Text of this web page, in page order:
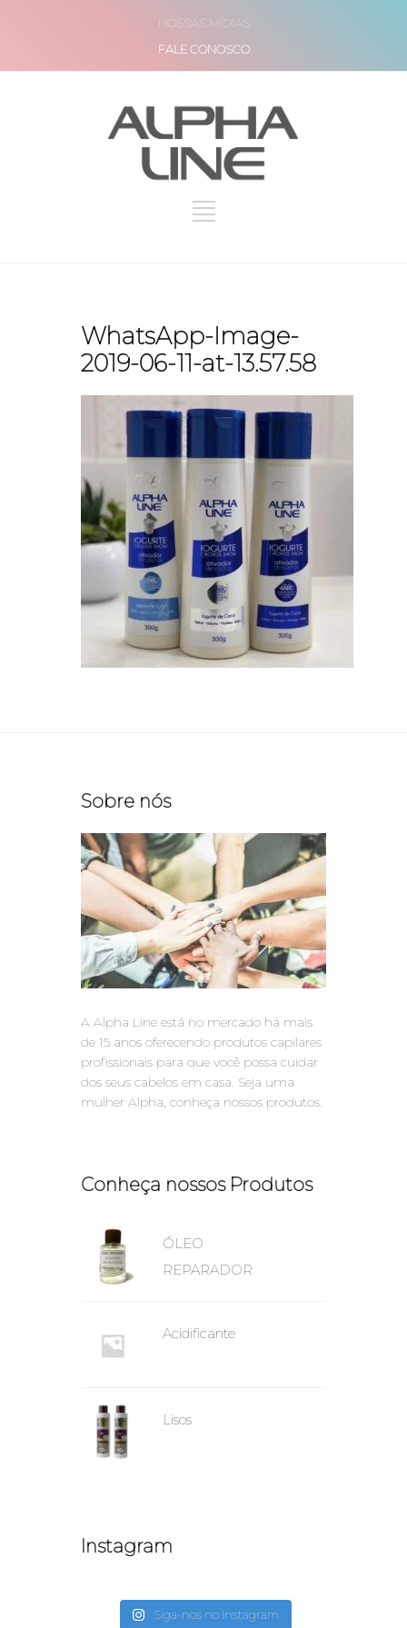
NOSSAS MÍDIAS
FALE CONOSCO
WhatsApp-Image-
2019-06-11-at-13.57.58
Sobre nós
A Alpha Line está no mercado há mais
de 15 anos oferecendo produtos capilares
profissionais para que você possa cuidar
dos seus cabelos em casa. Seja uma
mulher Alpha, conheça nossos produtos.
Conheça nossos Produtos
ÓLEO
REPARADOR
Acidificante
Lisos
Instagram
Siga-nos no Instagram